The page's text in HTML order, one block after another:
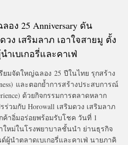
อง 25 Anniversary ดัน
ง เสริมลาภ เอาใจสายมู ตั้ง
เบเกอรี่และคาเฟ่
ยมจัดใหญ่ฉลอง 25 ปีในไทย รุกสร้าง
และตอกย้ำการสร้างประสบการณ์
ด้วยกิจกรรมการตลาดหลาก
วมกับ Horowall เสริมดวง เสริมลาภ
าอิ่มอร่อยพร้อมรับโชค วันที่ 1
ใหม่ในโรงพยาบาลชั้นนำ ย่านธุรกิจ
ผู้นำตลาดเบเกอรี่และคาเฟ่ นายภาคิ